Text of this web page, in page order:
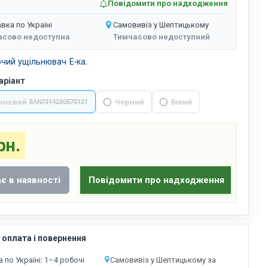
Повідомити про надходження
по Україні
недоступна
Самовивіз у Шептицькому
Тимчасово недоступний
ущільнювач Е-ка.
EAN 7314230570121 Чорний Білий
в наявності Повідомити про надходження
і повернення
Україні: 1–4 робочі
Самовивіз у Шептицькому за